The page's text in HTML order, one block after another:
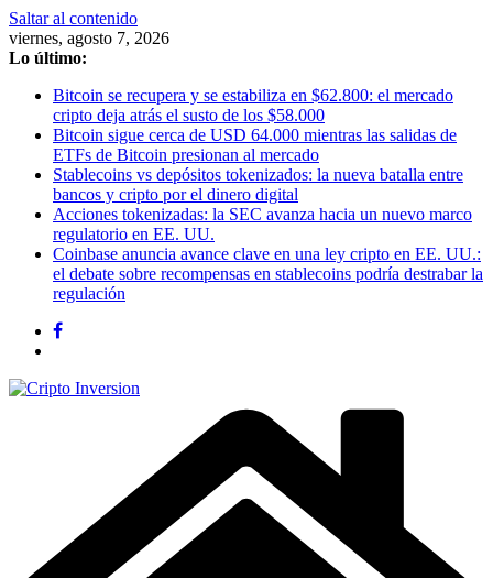
Saltar al contenido
viernes, agosto 7, 2026
Lo último:
Bitcoin se recupera y se estabiliza en $62.800: el mercado
cripto deja atrás el susto de los $58.000
Bitcoin sigue cerca de USD 64.000 mientras las salidas de
ETFs de Bitcoin presionan al mercado
Stablecoins vs depósitos tokenizados: la nueva batalla entre
bancos y cripto por el dinero digital
Acciones tokenizadas: la SEC avanza hacia un nuevo marco
regulatorio en EE. UU.
Coinbase anuncia avance clave en una ley cripto en EE. UU.:
el debate sobre recompensas en stablecoins podría destrabar la
regulación